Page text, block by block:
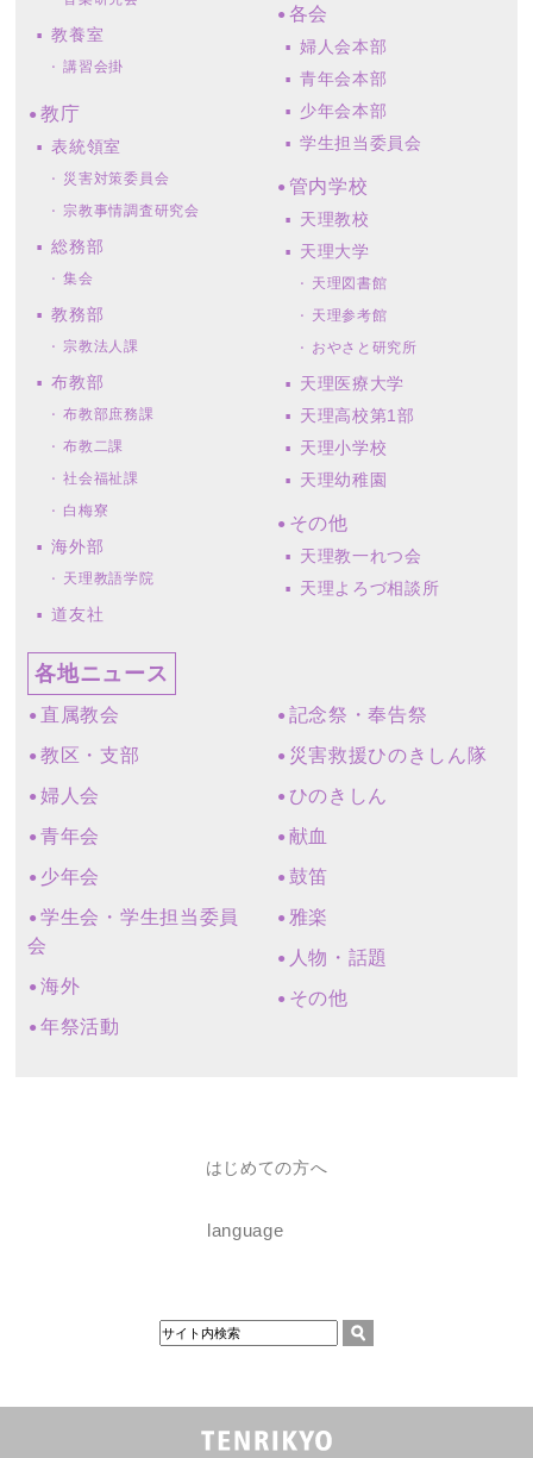
教養室
講習会掛
教庁
表統領室
災害対策委員会
宗教事情調査研究会
総務部
集会
教務部
宗教法人課
布教部
布教部庶務課
布教二課
社会福祉課
白梅寮
海外部
天理教語学院
道友社
各会
婦人会本部
青年会本部
少年会本部
学生担当委員会
管内学校
天理教校
天理大学
天理図書館
天理参考館
おやさと研究所
天理医療大学
天理高校第1部
天理小学校
天理幼稚園
その他
天理教一れつ会
天理よろづ相談所
各地ニュース
直属教会
教区・支部
婦人会
青年会
少年会
学生会・学生担当委員
会
海外
年祭活動
記念祭・奉告祭
災害救援ひのきしん隊
ひのきしん
献血
鼓笛
雅楽
人物・話題
その他
はじめての方へ
language